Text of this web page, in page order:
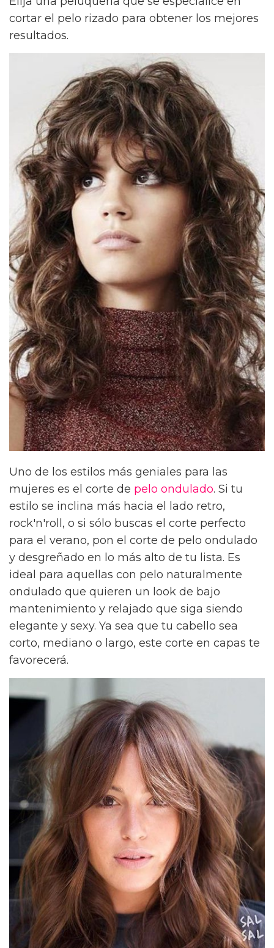
cortar el pelo rizado para obtener los mejores
resultados.
Uno de los estilos más geniales para las
mujeres es el corte de pelo ondulado. Si tu
estilo se inclina más hacia el lado retro,
rock'n'roll, o si sólo buscas el corte perfecto
para el verano, pon el corte de pelo ondulado
y desgreñado en lo más alto de tu lista. Es
ideal para aquellas con pelo naturalmente
ondulado que quieren un look de bajo
mantenimiento y relajado que siga siendo
elegante y sexy. Ya sea que tu cabello sea
corto, mediano o largo, este corte en capas te
favorecerá.